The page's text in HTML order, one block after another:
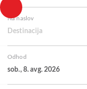
Na naslov
Destinacija
Odhod
sob., 8. avg. 2026